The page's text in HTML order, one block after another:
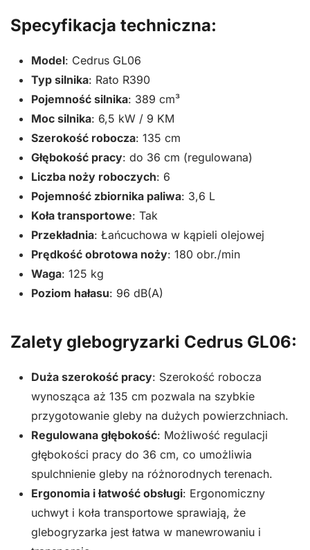
Specyfikacja techniczna:
Model: Cedrus GL06
Typ silnika: Rato R390
Pojemność silnika: 389 cm³
Moc silnika: 6,5 kW / 9 KM
Szerokość robocza: 135 cm
Głębokość pracy: do 36 cm (regulowana)
Liczba noży roboczych: 6
Pojemność zbiornika paliwa: 3,6 L
Koła transportowe: Tak
Przekładnia: Łańcuchowa w kąpieli olejowej
Prędkość obrotowa noży: 180 obr./min
Waga: 125 kg
Poziom hałasu: 96 dB(A)
Zalety glebogryzarki Cedrus GL06:
Duża szerokość pracy: Szerokość robocza
wynosząca aż 135 cm pozwala na szybkie
przygotowanie gleby na dużych powierzchniach.
Regulowana głębokość: Możliwość regulacji
głębokości pracy do 36 cm, co umożliwia
spulchnienie gleby na różnorodnych terenach.
Ergonomia i łatwość obsługi: Ergonomiczny
uchwyt i koła transportowe sprawiają, że
glebogryzarka jest łatwa w manewrowaniu i